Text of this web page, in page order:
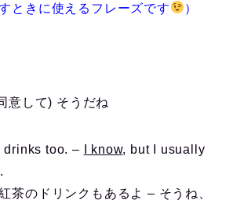
ときに使えるフレーズです
）
意して) そうだね
drinks too. – I know, but I usually
茶のドリンクもあるよ – そうね、